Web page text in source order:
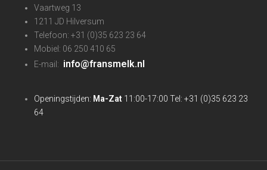
Vaartweg 13
1211 JD Hilversum
Telefoon: +31 (0)35 623 23 64
Mobiel: 06 250 410 65
E-mail: info@fransmelk.nl
Openingstijden: Ma-Zat 11:00-17:00 Tel: +31 (0)35 623 23
64